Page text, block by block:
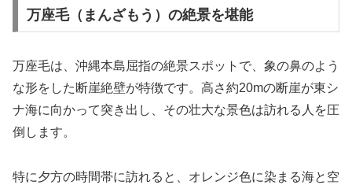
万座毛（まんざもう）の絶景を堪能
万座毛は、沖縄本島屈指の絶景スポットで、象の鼻のよう
な形をした断崖絶壁が特徴です。高さ約20mの断崖が東シ
ナ海に向かって突き出し、その壮大な景色は訪れる人を圧
倒します。
特に夕方の時間帯に訪れると、オレンジ色に染まる海と空